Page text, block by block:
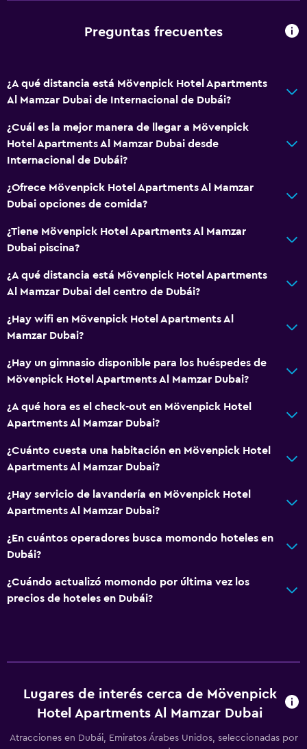
Preguntas frecuentes
¿A qué distancia está Mövenpick Hotel Apartments
Al Mamzar Dubai de Internacional de Dubái?
¿Cuál es la mejor manera de llegar a Mövenpick
Hotel Apartments Al Mamzar Dubai desde
Internacional de Dubái?
¿Ofrece Mövenpick Hotel Apartments Al Mamzar
Dubai opciones de comida?
¿Tiene Mövenpick Hotel Apartments Al Mamzar
Dubai piscina?
¿A qué distancia está Mövenpick Hotel Apartments
Al Mamzar Dubai del centro de Dubái?
¿Hay wifi en Mövenpick Hotel Apartments Al
Mamzar Dubai?
¿Hay un gimnasio disponible para los huéspedes de
Mövenpick Hotel Apartments Al Mamzar Dubai?
¿A qué hora es el check-out en Mövenpick Hotel
Apartments Al Mamzar Dubai?
¿Cuánto cuesta una habitación en Mövenpick Hotel
Apartments Al Mamzar Dubai?
¿Hay servicio de lavandería en Mövenpick Hotel
Apartments Al Mamzar Dubai?
¿En cuántos operadores busca momondo hoteles en
Dubái?
¿Cuándo actualizó momondo por última vez los
precios de hoteles en Dubái?
Lugares de interés cerca de Mövenpick
Hotel Apartments Al Mamzar Dubai
Atracciones en Dubái, Emiratos Árabes Unidos, seleccionadas por